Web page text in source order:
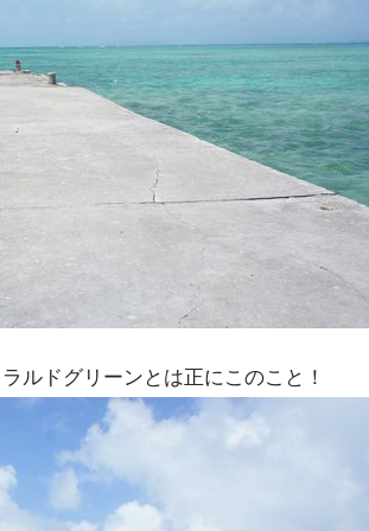
ルドグリーンとは正にこのこと！